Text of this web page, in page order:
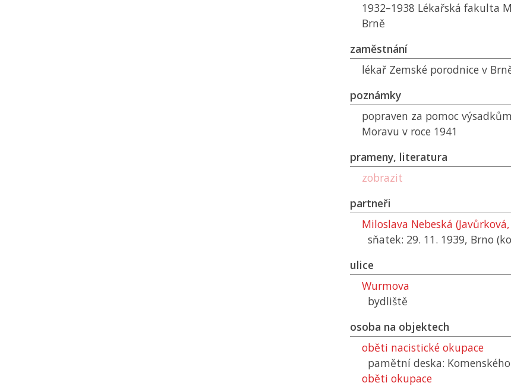
1932–1938 Lékařská fakulta
Brně
zaměstnání
lékař Zemské porodnice v
poznámky
popraven za pomoc
Moravu v roce 1941
prameny, literatura
zobrazit
partneři
Miloslava Nebeská
sňatek: 29. 11. 1939, Brno
ulice
Wurmova
bydliště
osoba na objektech
oběti nacistické okupace
pamětní deska:
oběti okupace